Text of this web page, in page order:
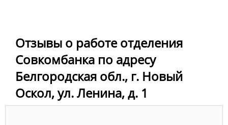
Отзывы о работе отделения
Совкомбанка по адресу
Белгородская обл., г. Новый
Оскол, ул. Ленина, д. 1